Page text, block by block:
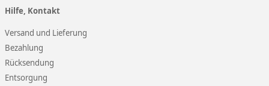
Hilfe, Kontakt
Versand und Lieferung
Bezahlung
Rücksendung
Entsorgung